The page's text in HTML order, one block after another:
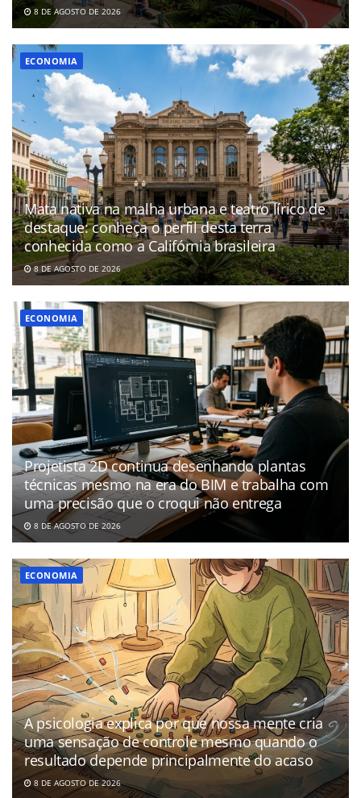
8 DE AGOSTO DE 2026
ECONOMIA
Mata nativa na malha urbana e teatro lírico de
destaque: conheça o perfil desta terra
conhecida como a Califórnia brasileira
8 DE AGOSTO DE 2026
ECONOMIA
Projetista 2D continua desenhando plantas
técnicas mesmo na era do BIM e trabalha com
uma precisão que o croqui não entrega
8 DE AGOSTO DE 2026
ECONOMIA
A psicologia explica por que nossa mente cria
uma sensação de controle mesmo quando o
resultado depende principalmente do acaso
8 DE AGOSTO DE 2026